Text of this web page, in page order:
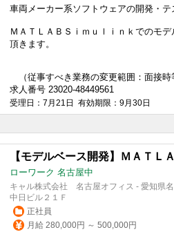
車両メーカー系ソフトウェアの開発・テ
ＭＡＴＬＡＢＳｉｍｕｌｉｎｋでのモデ
頂きます。
（従事すべき業務の変更範囲：面接時
求人番号 23020-48449561
受理日：7月21日 有効期限：9月30日
【モデルベース開発】ＭＡＴＬ
ローワーク 名古屋中
キャル株式会社 名古屋オフィス - 愛知県
中日ビル２１Ｆ
正社員
月給 280,000円 ～ 500,000円